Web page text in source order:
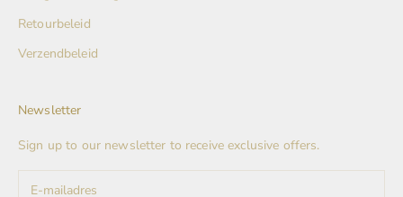
Retourbeleid
Verzendbeleid
Newsletter
Sign up to our newsletter to receive exclusive offers.